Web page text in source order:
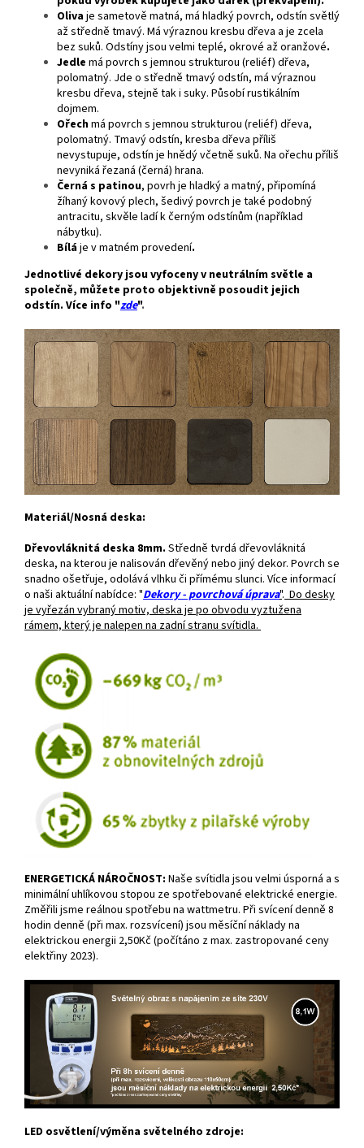
Olivaje sametově matná, má hladký povrch, odstín světlý
až středně tmavý. Má výraznou kresbu dřeva a je zcela
bez suků. Odstíny jsou velmi teplé, okrové až oranžové.
Jedle má povrch s jemnou strukturou (reliéf) dřeva,
polomatný. Jde o středně tmavý odstín, má výraznou
kresbu dřeva, stejně tak i suky. Působí rustikálním
dojmem.
Ořechmá povrch s jemnou strukturou (reliéf) dřeva,
polomatný. Tmavý odstín, kresba dřeva příliš
nevystupuje, odstín je hnědý včetně suků. Na ořechu příliš
nevyniká řezaná (černá) hrana.
Černá s patinou, povrh je hladký a matný, připomíná
žíhaný kovový plech, šedivý povrch je také podobný
antracitu, skvěle ladí k černým odstínům (například
nábytku).
Bíláje v matném provedení.
Jednotlivé dekory jsou vyfoceny v neutrálním světle a
společně, můžete proto objektivně posoudit jejich
odstín. Více info "zde".
Materiál/Nosná deska:
Dřevovláknitá deska 8mm. Středně tvrdá dřevovláknitá
deska, na kterou je nalisován dřevěný nebo jiný dekor. Povrch se
snadno ošetřuje, odolává vlhku či přímému slunci. Více informací
o naši aktuální nabídce: "Dekory - povrchová úprava". Do desky
je vyřezán vybraný motiv, deska je po obvodu vyztužena
rámem, který je nalepen na zadní stranu svítidla.
ENERGETICKÁ NÁROČNOST: Naše svítidla jsou velmi úsporná a s
minimální uhlíkovou stopou ze spotřebované elektrické energie.
Změřili jsme reálnou spotřebu na wattmetru. Při svícení denně 8
hodin denně (při max. rozsvícení) jsou měsíční náklady na
elektrickou energii 2,50Kč (počítáno z max. zastropované ceny
elektřiny 2023).
LED osvětlení/výměna světelného zdroje: